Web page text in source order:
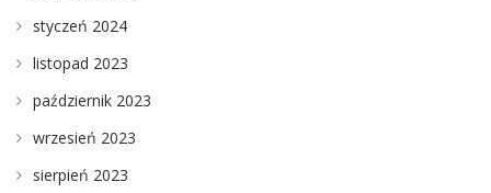
styczeń 2024
listopad 2023
październik 2023
wrzesień 2023
sierpień 2023